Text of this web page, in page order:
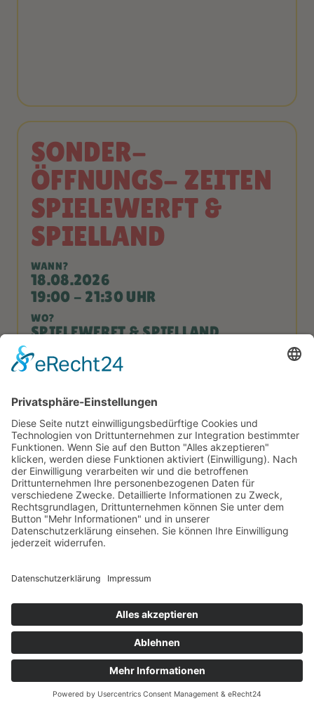
SONDER-
ÖFFNUNGS- ZEITEN
SPIELEWERFT &
SPIELLAND
WANN?
18.08.2026
19:00 - 21:30 UHR
WO?
SPIELEWERFT & SPIELLAND
Längere Öffnungszeiten für unsere Urlaubsgäste!
SCHLOSS­FÜHRUNG
WANN?
WO?
Wir bieten wöchentlich eine Führung durch das
historische Wasserschloss an. Los geht es
jeweils um 09:30 Uhr, 10:15 Uhr, 14:30 Uhr,
15:15 Uhr 🏰